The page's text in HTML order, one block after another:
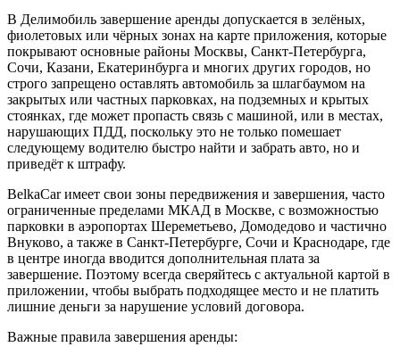
В Делимобиль завершение аренды допускается в зелёных,
фиолетовых или чёрных зонах на карте приложения, которые
покрывают основные районы Москвы, Санкт-Петербурга,
Сочи, Казани, Екатеринбурга и многих других городов, но
строго запрещено оставлять автомобиль за шлагбаумом на
закрытых или частных парковках, на подземных и крытых
стоянках, где может пропасть связь с машиной, или в местах,
нарушающих ПДД, поскольку это не только помешает
следующему водителю быстро найти и забрать авто, но и
приведёт к штрафу.
BelkaCar имеет свои зоны передвижения и завершения, часто
ограниченные пределами МКАД в Москве, с возможностью
парковки в аэропортах Шереметьево, Домодедово и частично
Внуково, а также в Санкт-Петербурге, Сочи и Краснодаре, где
в центре иногда вводится дополнительная плата за
завершение. Поэтому всегда сверяйтесь с актуальной картой в
приложении, чтобы выбрать подходящее место и не платить
лишние деньги за нарушение условий договора.
Важные правила завершения аренды: